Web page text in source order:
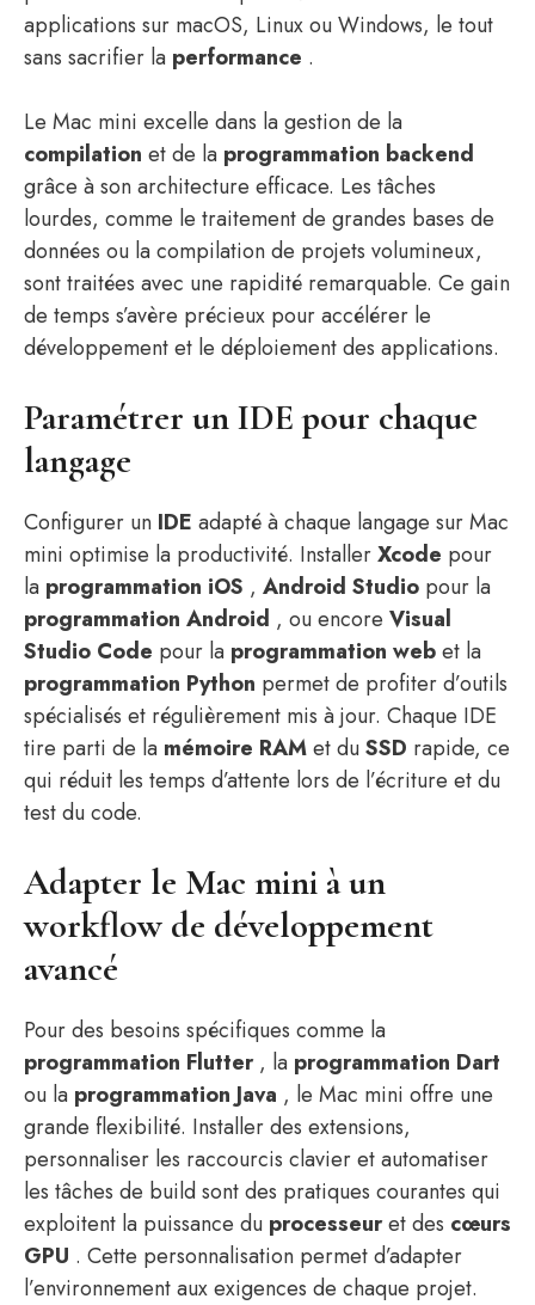
applications sur macOS, Linux ou Windows, le tout
sans sacrifier la performance .
Le Mac mini excelle dans la gestion de la
compilation et de la programmation backend
grâce à son architecture efficace. Les tâches
lourdes, comme le traitement de grandes bases de
données ou la compilation de projets volumineux,
sont traitées avec une rapidité remarquable. Ce gain
de temps s’avère précieux pour accélérer le
développement et le déploiement des applications.
Paramétrer un IDE pour chaque
langage
Configurer un IDE adapté à chaque langage sur Mac
mini optimise la productivité. InstallerXcode pour
la programmation iOS , Android Studio pour la
programmation Android , ou encore Visual
Studio Code pour la programmation webet la
programmation Python permet de profiter d’outils
spécialisés et régulièrement mis à jour. Chaque IDE
tire parti de la mémoire RAMet duSSD rapide, ce
qui réduit les temps d’attente lors de l’écriture et du
test du code.
Adapter le Mac mini à un
workflow de développement
avancé
Pour des besoins spécifiques comme la
programmation Flutter, la programmation Dart
ou la programmation Java , le Mac mini offre une
grande flexibilité. Installer des extensions,
personnaliser les raccourcis clavier et automatiser
les tâches de build sont des pratiques courantes qui
exploitent la puissance du processeuret des cœurs
GPU . Cette personnalisation permet d’adapter
l’environnement aux exigences de chaque projet.